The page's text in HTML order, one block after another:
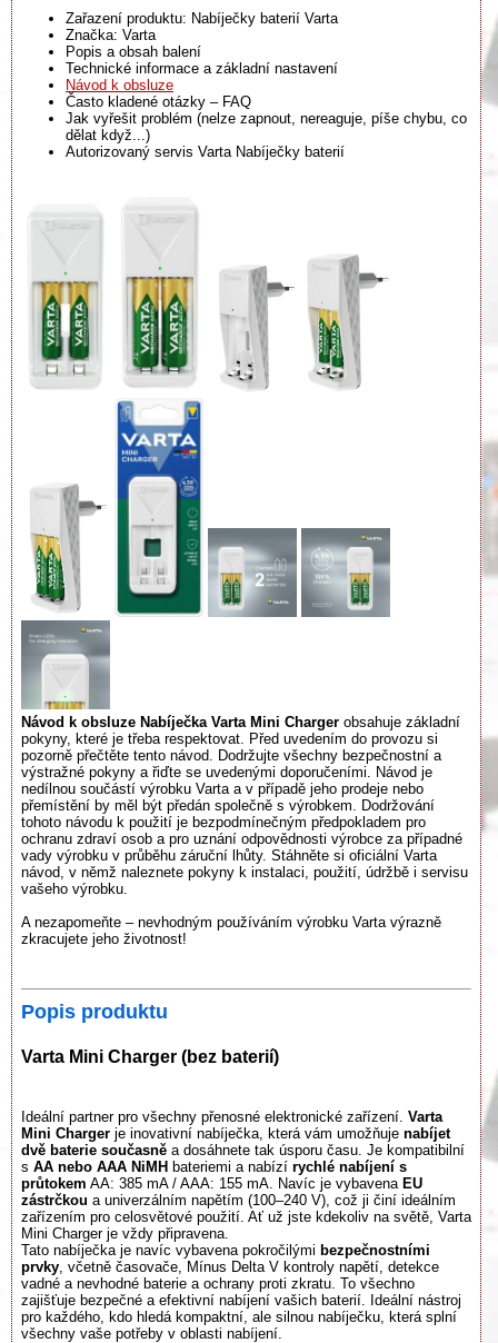
Zařazení produktu: Nabíječky baterií Varta
Značka: Varta
Popis a obsah balení
Technické informace a základní nastavení
Návod k obsluze
Často kladené otázky – FAQ
Jak vyřešit problém (nelze zapnout, nereaguje, píše chybu, co
dělat když...)
Autorizovaný servis Varta Nabíječky baterií
Návod k obsluze Nabíječka Varta Mini Charger obsahuje základní
pokyny, které je třeba respektovat. Před uvedením do provozu si
pozorně přečtěte tento návod. Dodržujte všechny bezpečnostní a
výstražné pokyny a řiďte se uvedenými doporučeními. Návod je
nedílnou součástí výrobku Varta a v případě jeho prodeje nebo
přemístění by měl být předán společně s výrobkem. Dodržování
tohoto návodu k použití je bezpodmínečným předpokladem pro
ochranu zdraví osob a pro uznání odpovědnosti výrobce za případné
vady výrobku v průběhu záruční lhůty. Stáhněte si oficiální Varta
návod, v němž naleznete pokyny k instalaci, použití, údržbě i servisu
vašeho výrobku.
A nezapomeňte – nevhodným používáním výrobku Varta výrazně
zkracujete jeho životnost!
Popis produktu
Varta Mini Charger (bez baterií)
Ideální partner pro všechny přenosné elektronické zařízení. Varta
Mini Charger je inovativní nabíječka, která vám umožňuje nabíjet
dvě baterie současně a dosáhnete tak úsporu času. Je kompatibilní
s AA nebo AAA NiMH bateriemi a nabízí rychlé nabíjení s
průtokem AA: 385 mA / AAA: 155 mA. Navíc je vybavena EU
zástrčkou a univerzálním napětím (100–240 V), což ji činí ideálním
zařízením pro celosvětové použití. Ať už jste kdekoliv na světě, Varta
Mini Charger je vždy připravena.
Tato nabíječka je navíc vybavena pokročilými bezpečnostními
prvky , včetně časovače, Mínus Delta V kontroly napětí, detekce
vadné a nevhodné baterie a ochrany proti zkratu. To všechno
zajišťuje bezpečné a efektivní nabíjení vašich baterií. Ideální nástroj
pro každého, kdo hledá kompaktní, ale silnou nabíječku, která splní
všechny vaše potřeby v oblasti nabíjení.